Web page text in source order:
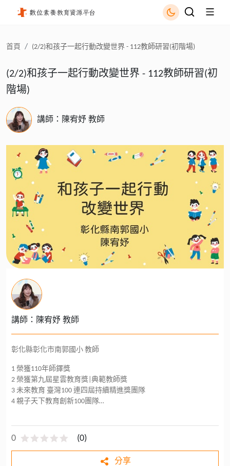
(2/2)和孩子一起行動改變世界 - 112教師研習(初階場) - 國立公
首頁 (2/2)和孩子一起行動改變世界 - 112教師研習(初階場)
(2/2)和孩子一起行動改變世界 - 112教師研習(初
階場)
講師：陳宥妤 教師
講師：陳宥妤 教師
彰化縣彰化市南郭國小 教師
1 榮獲110年師鐸獎
2 榮獲第九屆星雲教育獎|典範教師獎
3 未來教育 臺灣100 連四屆持續精進獎團隊
4 親子天下教育創新100團隊
0 (0)
分享